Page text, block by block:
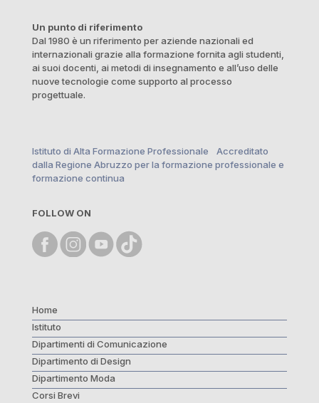
Un punto di riferimento
Dal 1980 è un riferimento per aziende nazionali ed
internazionali grazie alla formazione fornita agli studenti,
ai suoi docenti, ai metodi di insegnamento e all’uso delle
nuove tecnologie come supporto al processo
progettuale.
Istituto di Alta Formazione Professionale Accreditato
dalla Regione Abruzzo per la formazione professionale e
formazione continua
FOLLOW ON
Home
Istituto
Dipartimenti di Comunicazione
Dipartimento di Design
Dipartimento Moda
Corsi Brevi